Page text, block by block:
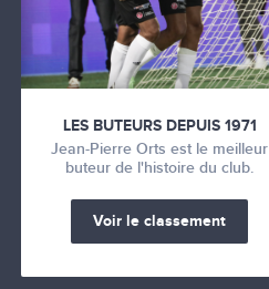
LES BUTEURS DEPUIS 1971
Jean-Pierre Orts est le meilleur
buteur de l'histoire du club.
Voir le classement